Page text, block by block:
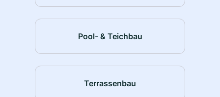
Pool- & Teichbau
Terrassenbau